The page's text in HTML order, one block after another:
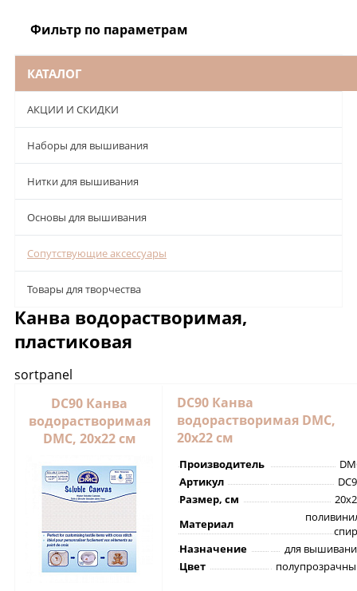
Фильтр по параметрам
КАТАЛОГ
АКЦИИ И СКИДКИ
Наборы для вышивания
Нитки для вышивания
Основы для вышивания
Сопутствующие аксессуары
Товары для творчества
Канва водорастворимая,
пластиковая
sortpanel
DC90 Канва
водорастворимая
DMC, 20х22 см
DC90 Канва
водорастворимая DMC,
20х22 см
Производитель
Артикул
Размер, см
Материал
Назначение
для
Цвет